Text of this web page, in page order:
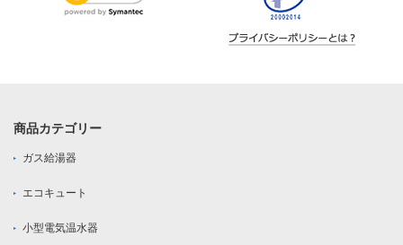
商品カテゴリー
ガス給湯器
エコキュート
小型電気温水器